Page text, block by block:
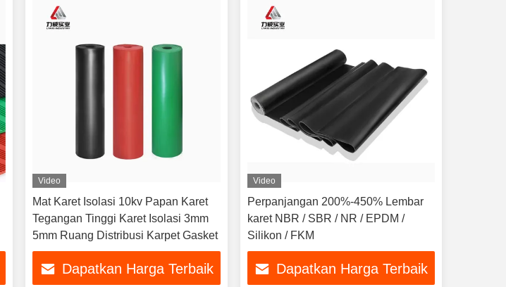
Video
Mat Karet Isolasi 10kv Papan Karet
Tegangan Tinggi Karet Isolasi 3mm
5mm Ruang Distribusi Karpet Gasket
Dapatkan Harga Terbaik
Video
Perpanjangan 200%-450% Lembar
karet NBR / SBR / NR / EPDM /
Silikon / FKM
Dapatkan Harga Terbaik